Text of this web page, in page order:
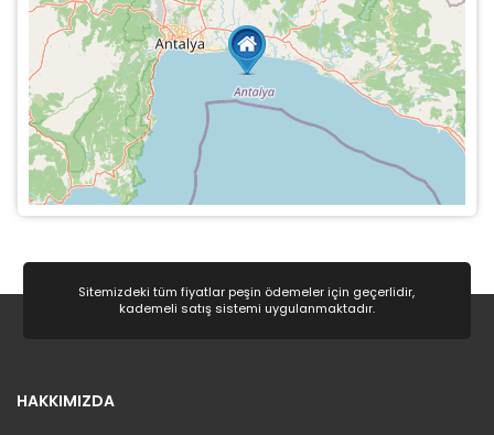
Sitemizdeki tüm fiyatlar peşin ödemeler için geçerlidir,
kademeli satış sistemi uygulanmaktadır.
HAKKIMIZDA